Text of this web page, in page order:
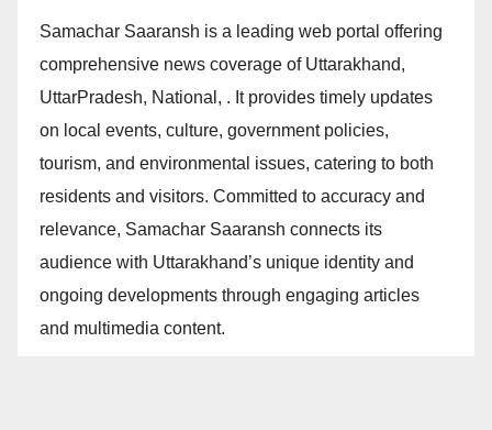
Samachar Saaransh is a leading web portal offering
comprehensive news coverage of Uttarakhand,
UttarPradesh, National, . It provides timely updates
on local events, culture, government policies,
tourism, and environmental issues, catering to both
residents and visitors. Committed to accuracy and
relevance, Samachar Saaransh connects its
audience with Uttarakhand’s unique identity and
ongoing developments through engaging articles
and multimedia content.